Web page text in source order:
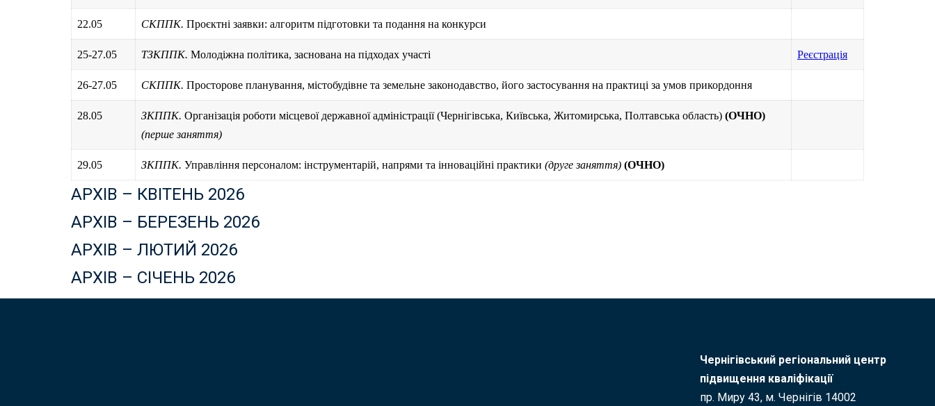
22.05 СКППК. Проєктні заявки: алгоритм підготовки та подання на конкурси
25-27.05 ТЗКППК. Молодіжна політика, заснована на підходах участі Реєстрація
26-27.05 СКППК. Просторове планування, містобудівне та земельне законодавство, його застосування на практиці за умов прикордоння
28.05 ЗКППК. Організація роботи місцевої державної адміністрації (Чернігівська, Київська, Житомирська, Полтавська область) (ОЧНО)
(перше заняття)
29.05 ЗКППК. Управління персоналом: інструментарій, напрями та інноваційні практики (друге заняття) (ОЧНО)
АРХІВ – КВІТЕНЬ 2026
АРХІВ – БЕРЕЗЕНЬ 2026
АРХІВ – ЛЮТИЙ 2026
АРХІВ – СІЧЕНЬ 2026
Чернігівський регіональний центр
підвищення кваліфікації
пр. Миру 43, м. Чернігів 14002